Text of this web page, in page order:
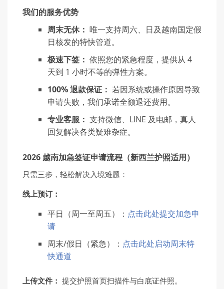
我们的服务优势
周末无休： 唯一支持周六、日及越南国定假
日核发的特快管道。
极速下签： 依照您的紧急程度，提供从 4
天到 1 小时不等的弹性方案。
100%退款保证： 若因系统或操作原因导致
申请失败，我们承诺全额退还费用。
专业客服： 支持微信、LINE 及电邮，真人
回复解决各类疑难杂症。
2026 越南加急签证申请流程（新西兰护照适用）
只需三步，轻松解决入境难题：
线上预订：
平日（周一至周五）： 点击此处提交加急申
请
周末/假日（紧急）： 点击此处启动周末特
快通道
上传文件： 提交护照首页扫描件与白底证件照。